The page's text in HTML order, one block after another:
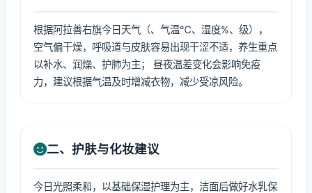
根据阿拉善右旗今日天气（、气温℃、湿度%、级），
空气偏干燥，呼吸道与皮肤容易出现干涩不适，养生重点
以补水、润燥、护肺为主； 昼夜温差变化会影响免疫
力，建议根据气温及时增减衣物，减少受凉风险。
二、护肤与化妆建议
今日光照柔和，以基础保湿护理为主，洁面后做好水乳保